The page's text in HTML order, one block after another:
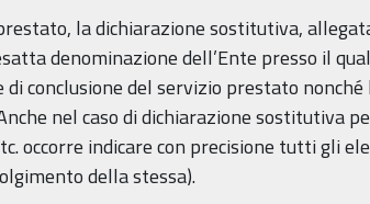
la dichiarazione sostitutiva,
denominazione dell’Ente presso il
conclusione del servizio prestato
nel caso di dichiarazione sostitutiva
occorre indicare con precisione tutti gli
della stessa).